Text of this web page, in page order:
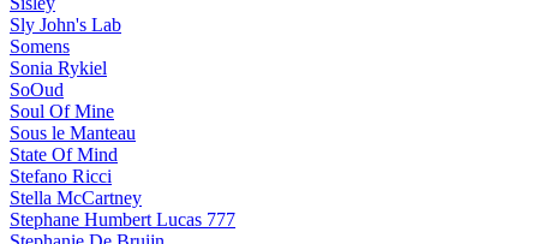
Sly John's Lab
Somens
Sonia Rykiel
SoOud
Soul Of Mine
Sous le Manteau
State Of Mind
Stefano Ricci
Stella McCartney
Stephane Humbert Lucas 777